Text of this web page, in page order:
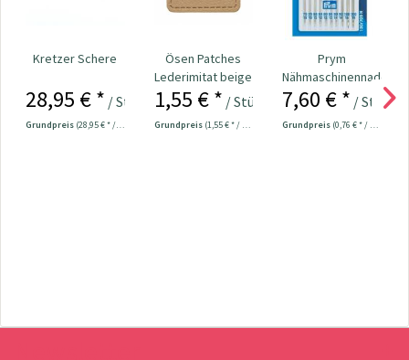
Kretzer Schere
28,95 € * / Stück
Grundpreis (28,95 € * / 1 Stück)
Ösen Patches
Lederimitat beige
1,55 € * / Stück
Grundpreis (1,55 € * / 1 Stück)
Prym
Nähmaschinennadeln
130/705
Universal...
7,60 € * / Stück
Grundpreis (0,76 € * / 1 Stück)